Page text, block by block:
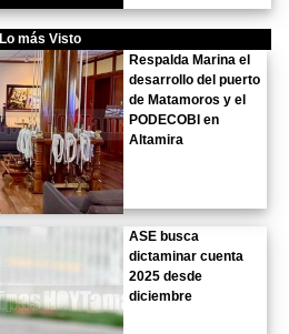
Lo más Visto
Respalda Marina el
desarrollo del puerto
de Matamoros y el
PODECOBI en
Altamira
ASE busca
dictaminar cuenta
2025 desde
diciembre